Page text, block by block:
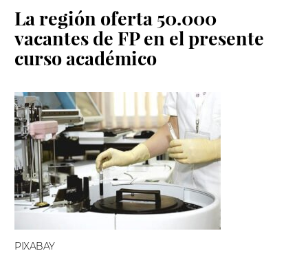
La región oferta 50.000
vacantes de FP en el presente
curso académico
PIXABAY